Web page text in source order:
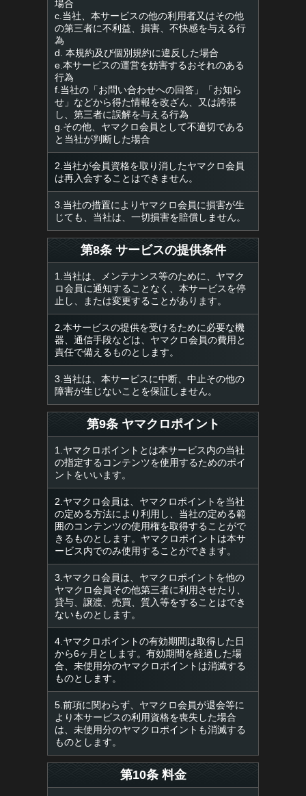
場合
c.当社、本サービスの他の利用者又はその他
の第三者に不利益、損害、不快感を与える行
為
d. 本規約及び個別規約に違反した場合
e.本サービスの運営を妨害するおそれのある
行為
f.当社の「お問い合わせへの回答」「お知ら
せ」などから得た情報を改ざん、又は誇張
し、第三者に誤解を与える行為
g.その他、ヤマクロ会員として不適切である
と当社が判断した場合
2.当社が会員資格を取り消したヤマクロ会員
は再入会することはできません。
3.当社の措置によりヤマクロ会員に損害が生
じても、当社は、一切損害を賠償しません。
第8条 サービスの提供条件
1.当社は、メンテナンス等のために、ヤマク
ロ会員に通知することなく、本サービスを停
止し、または変更することがあります。
2.本サービスの提供を受けるために必要な機
器、通信手段などは、ヤマクロ会員の費用と
責任で備えるものとします。
3.当社は、本サービスに中断、中止その他の
障害が生じないことを保証しません。
第9条 ヤマクロポイント
1.ヤマクロポイントとは本サービス内の当社
の指定するコンテンツを使用するためのポイ
ントをいいます。
2.ヤマクロ会員は、ヤマクロポイントを当社
の定める方法により利用し、当社の定める範
囲のコンテンツの使用権を取得することがで
きるものとします。ヤマクロポイントは本サ
ービス内でのみ使用することができます。
3.ヤマクロ会員は、ヤマクロポイントを他の
ヤマクロ会員その他第三者に利用させたり、
貸与、譲渡、売買、質入等をすることはでき
ないものとします。
4.ヤマクロポイントの有効期間は取得した日
から6ヶ月とします。有効期間を経過した場
合、未使用分のヤマクロポイントは消滅する
ものとします。
5.前項に関わらず、ヤマクロ会員が退会等に
より本サービスの利用資格を喪失した場合
は、未使用分のヤマクロポイントも消滅する
ものとします。
第10条 料金